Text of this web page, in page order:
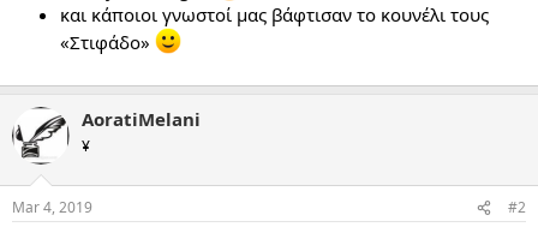
και κάποιοι γνωστοί μας βάφτισαν το κουνέλι τους
«Στιφάδο»
AoratiMelani
¥
Mar 4, 2019 #2